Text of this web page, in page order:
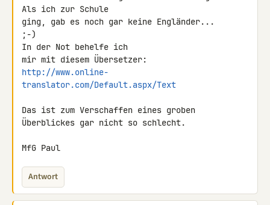
Als ich zur Schule
ging, gab es noch gar keine Engländer...
;-)
In der Not behelfe ich
http://www.online-
translator.com/Default.aspx/Text
Das ist zum Verschaffen eines groben
Überblickes gar nicht so schlecht.
MfG Paul
Antwort